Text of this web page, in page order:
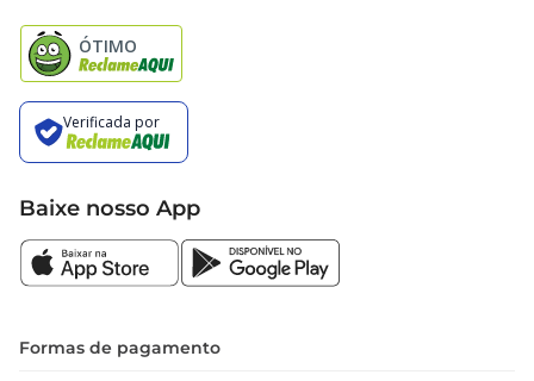
Baixe nosso App
Formas de pagamento